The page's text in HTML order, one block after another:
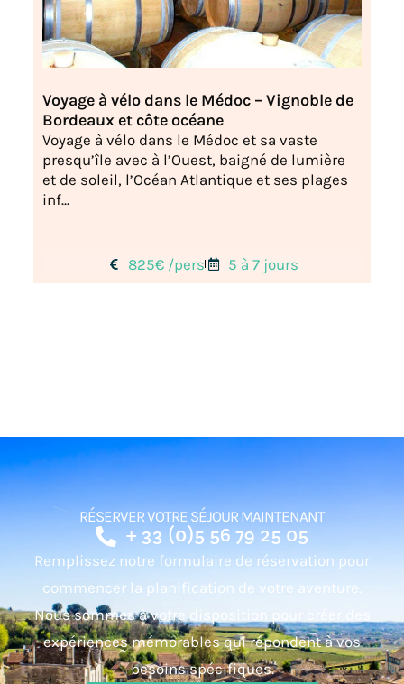
Voyage à vélo dans le Médoc – Vignoble de
Bordeaux et côte océane
Voyage à vélo dans le Médoc et sa vaste
presqu’île avec à l’Ouest, baigné de lumière
et de soleil, l’Océan Atlantique et ses plages
inf...
825€ /pers 5 à 7 jours
RÉSERVER VOTRE SÉJOUR MAINTENANT
+ 33 (0)5 56 79 25 05
Remplissez notre formulaire de réservation pour
commencer la planification de votre aventure.
Nous sommes à votre disposition pour créer des
expériences mémorables qui répondent à vos
besoins spécifiques.